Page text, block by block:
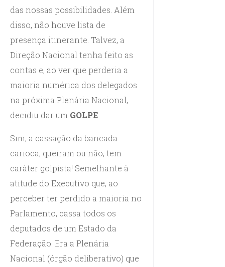
das nossas possibilidades. Além
disso, não houve lista de
presença itinerante. Talvez, a
Direção Nacional tenha feito as
contas e, ao ver que perderia a
maioria numérica dos delegados
na próxima Plenária Nacional,
decidiu dar um GOLPE
Sim, a cassação da bancada
carioca, queiram ou não, tem
caráter golpista! Semelhante à
atitude do Executivo que, ao
perceber ter perdido a maioria no
Parlamento, cassa todos os
deputados de um Estado da
Federação. Era a Plenária
Nacional (órgão deliberativo) que